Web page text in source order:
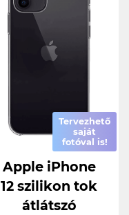
Tervezhető
saját
fotóval is!
Apple iPhone
12 szilikon tok
átlátszó